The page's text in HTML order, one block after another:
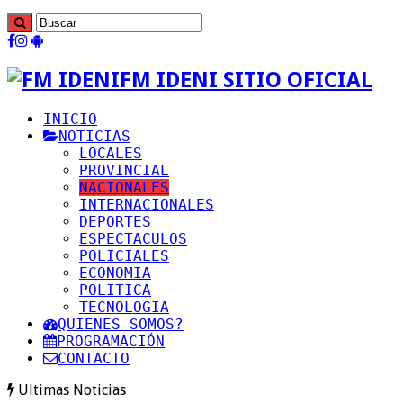
FM IDENI SITIO OFICIAL
INICIO
NOTICIAS
LOCALES
PROVINCIAL
NACIONALES
INTERNACIONALES
DEPORTES
ESPECTACULOS
POLICIALES
ECONOMIA
POLITICA
TECNOLOGIA
QUIENES SOMOS?
PROGRAMACIÓN
CONTACTO
Ultimas Noticias